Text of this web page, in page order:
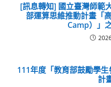
[訊息轉知] 國立臺灣師範
部運算思維推動計畫「
Camp）」
111年度「教育部鼓勵學
計